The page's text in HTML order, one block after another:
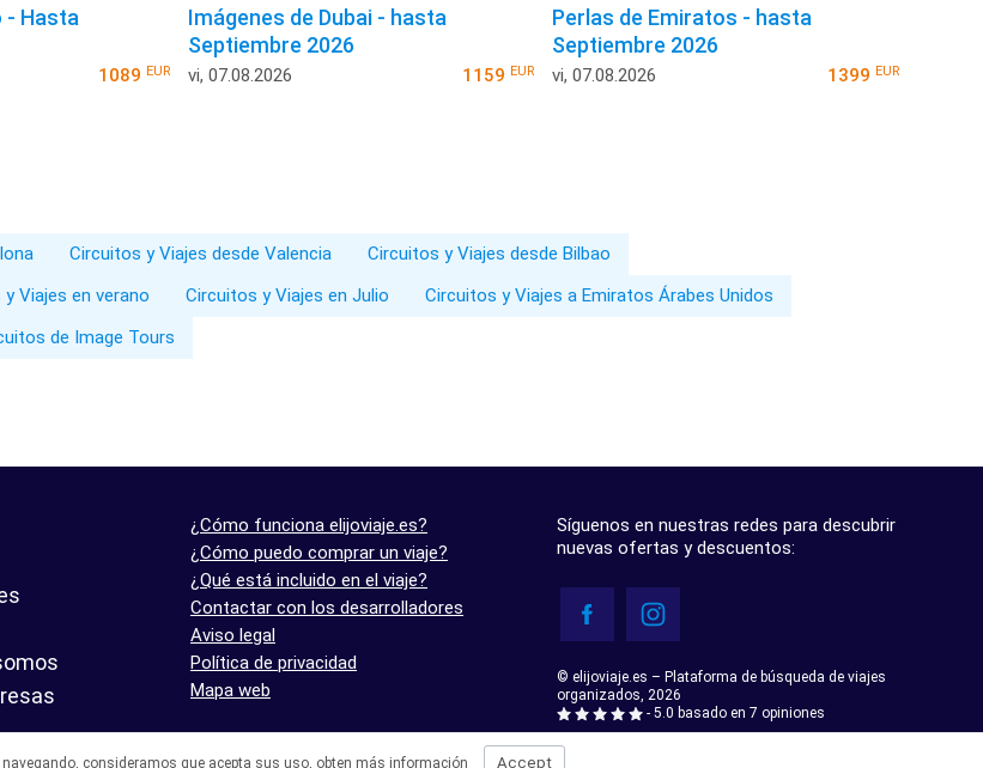
- Hasta
1089 EUR
Imágenes de Dubai - hasta
Septiembre 2026
vi, 07.08.2026 1159EUR
Perlas de Emiratos - hasta
Septiembre 2026
vi, 07.08.2026 1399 EUR
Circuitos y Viajes desde Valencia
Circuitos y Viajes desde Bilbao
Viajes en verano Circuitos y Viajes en Julio
Circuitos y Viajes a Emiratos Árabes Unidos
de Image Tours
¿Cómo funciona elijoviaje.es?
¿Cómo puedo comprar un viaje?
¿Qué está incluido en el viaje?
Contactar con los desarrolladores
Aviso legal
Política de privacidad
Mapa web
Síguenos en nuestras redes para descubrir
nuevas ofertas y descuentos:
© elijoviaje.es – Plataforma de búsqueda de viajes
organizados, 2026
- 5.0 basado en 7 opiniones
consideramos que acepta sus uso, obten más información Accept